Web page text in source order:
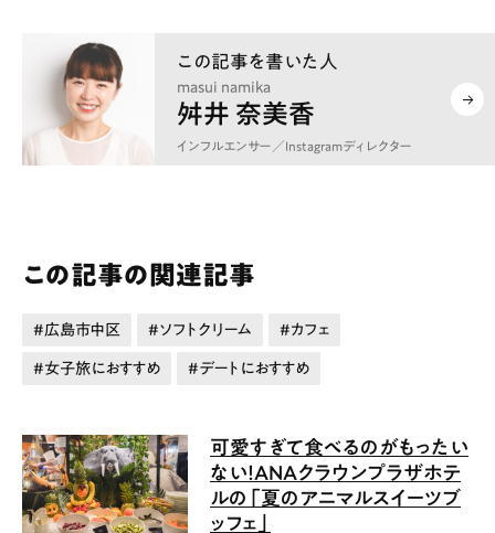
masui namika
舛井 奈美香
インフルエンサー／Instagramディレクター
この記事の関連記事
広島市中区 ソフトクリーム カフェ
女子旅におすすめ デートにおすすめ
可愛すぎて食べるのがもったい
ない！ANAクラウンプラザホテ
ルの「夏のアニマルスイーツブ
ッフェ」